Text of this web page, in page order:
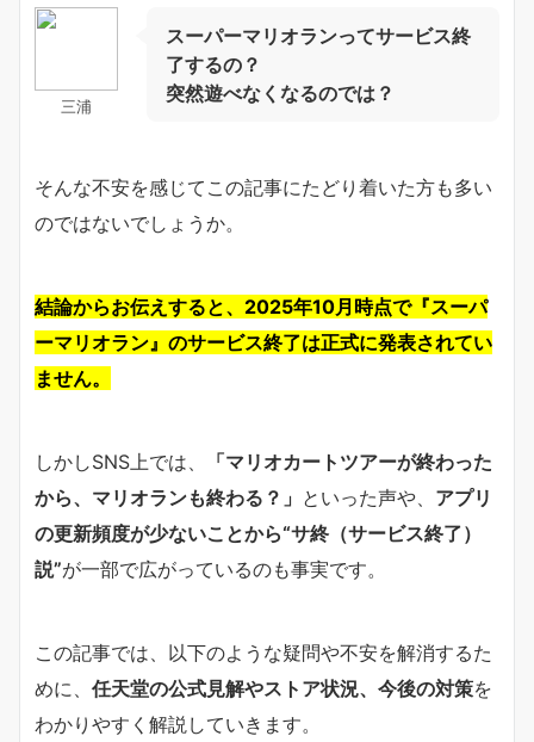
三浦
スーパーマリオランってサービス終
了するの？
突然遊べなくなるのでは？
そんな不安を感じてこの記事にたどり着いた方も多い
のではないでしょうか。
結論からお伝えすると、2025年10月時点で『スーパ
ーマリオラン』のサービス終了は正式に発表されてい
ません。
しかしSNS上では、
「マリオカートツアーが終わった
から、マリオランも終わる？」 といった声や、 アプリ
の更新頻度が少ないことから“サ終（サービス終了）
説”が一部で広がっているのも事実です。
この記事では、以下のような疑問や不安を解消するた
めに、 任天堂の公式見解やストア状況、今後の対策を
わかりやすく解説していきます。